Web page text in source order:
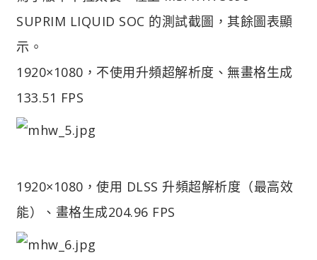
SUPRIM LIQUID SOC 的測試截圖，其餘圖表顯
示。
1920×1080，不使用升頻超解析度、無畫格生成
133.51 FPS
1920×1080，使用 DLSS 升頻超解析度（最高效
能）、畫格生成204.96 FPS